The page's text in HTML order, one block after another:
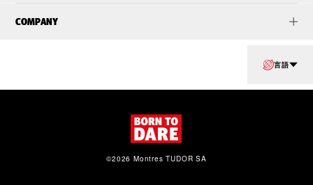
COMPANY
言語
©2026 Montres TUDOR SA